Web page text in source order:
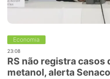
Economia
23:08
RS não registra
metanol, alerta